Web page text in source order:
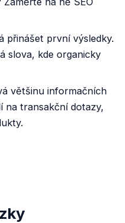
přinášet první výsledky.
slova, kde organicky
většinu informačních
na transakční dotazy,